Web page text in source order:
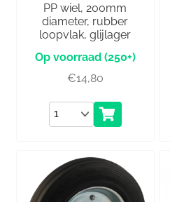
PP wiel, 200mm
diameter, rubber
loopvlak, glijlager
(250+)
€14,80
Aantal